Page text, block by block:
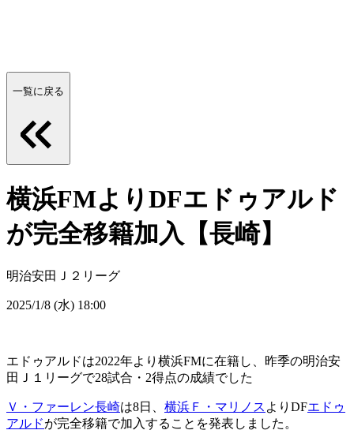
一覧に戻る
横浜FMよりDFエドゥアルド
が完全移籍加入【長崎】
明治安田Ｊ２リーグ
2025/1/8 (水) 18:00
エドゥアルドは2022年より横浜FMに在籍し、昨季の明治安
田Ｊ１リーグで28試合・2得点の成績でした
Ｖ・ファーレン長崎は8日、 横浜Ｆ・マリノス よりDFエドゥ
アルドが完全移籍で加入することを発表しました。